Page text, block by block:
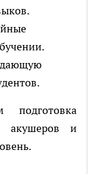
подготовка
акушеров и